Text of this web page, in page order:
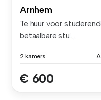
Arnhem
Te huur voor
betaalbare stu...
2 kamers
€ 600